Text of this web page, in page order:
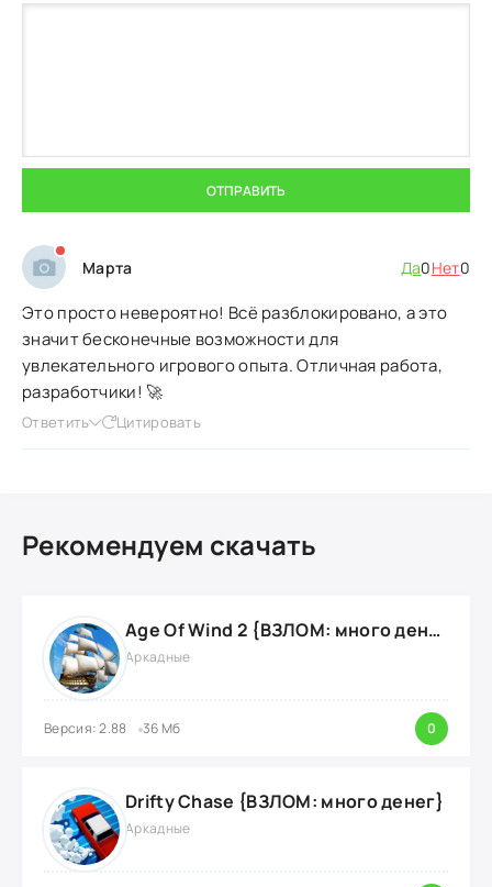
ОТПРАВИТЬ
Марта Да0Нет0
Это просто невероятно! Всё разблокировано, а это
значит бесконечные возможности для
увлекательного игрового опыта. Отличная работа,
разработчики! 🚀
Ответить Цитировать
Рекомендуем скачать
Age Of Wind 2 {ВЗЛОМ: много денег}
Аркадные
Версия: 2.88 36 Мб 0
Drifty Chase {ВЗЛОМ: много денег}
Аркадные